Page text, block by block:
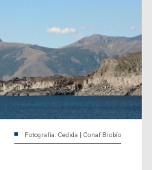
Fotografía: Cedida | Conaf Biobío